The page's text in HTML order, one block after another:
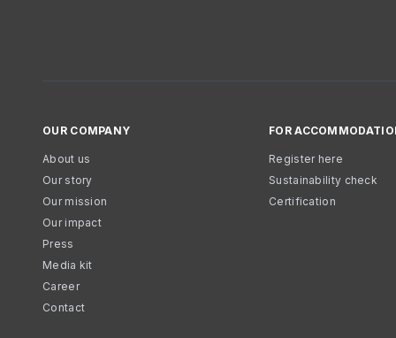
OUR COMPANY
About us
Our story
Our mission
Our impact
Press
Media kit
Career
Contact
FOR
Register here
Sustainability check
Certification